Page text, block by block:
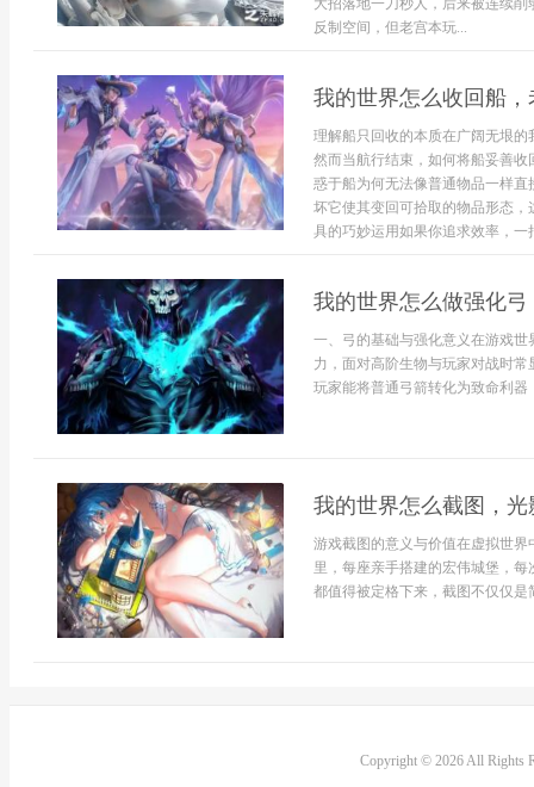
大招落地一刀秒人，后来被连续
反制空间，但老宫本玩...
我的世界怎么收回船
理解船只回收的本质在广阔无垠
然而当航行结束，如何将船妥善
惑于船为何无法像普通物品一样
坏它使其变回可拾取的物品形态
具的巧妙运用如果你追求效率，一
我的世界怎么做强化
一、弓的基础与强化意义在游戏
力，面对高阶生物与玩家对战时
玩家能将普通弓箭转化为致命利
我的世界怎么截图，
游戏截图的意义与价值在虚拟世
里，每座亲手搭建的宏伟城堡，
都值得被定格下来，截图不仅仅
Copyright © 2026 All Rights